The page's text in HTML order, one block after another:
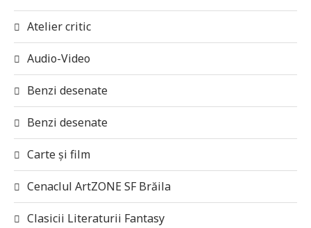
Atelier critic
Audio-Video
Benzi desenate
Benzi desenate
Carte și film
Cenaclul ArtZONE SF Brăila
Clasicii Literaturii Fantasy